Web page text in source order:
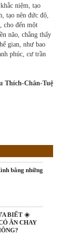
niệm, tạo
tạo nên đức độ,
cho đến một
não, chẳng thấy
gian, như bao
phúc, cư trần
Thích-Chân-Tuệ
bằng những
BIẾT ☀️
ĂN CHAY